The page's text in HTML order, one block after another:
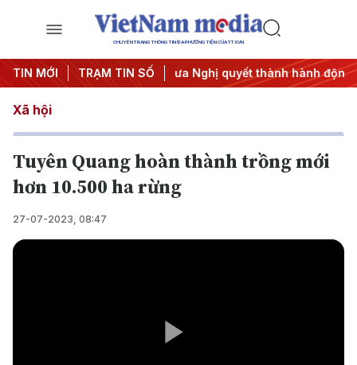
CHUYÊN TRANG THÔNG TIN ĐA PHƯƠNG TIỆN CỦA TTXVN
TIN MỚI TRẠM TIN SỐ
Trung ương 3 #Đưa Nghị quyết thành hành động
Xã hội
Tuyên Quang hoàn thành trồng mới
hơn 10.500 ha rừng
27-07-2023, 08:47